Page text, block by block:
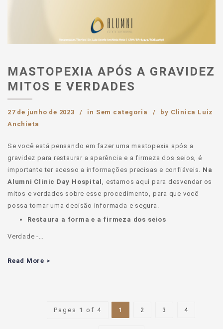
MASTOPEXIA APÓS A GRAVIDEZ
MITOS E VERDADES
27 de junho de 2023 in Sem categoria by Clinica Luiz
Anchieta
Se você está pensando em fazer uma mastopexia após a
gravidez para restaurar a aparência e a firmeza dos seios, é
importante ter acesso a informações precisas e confiáveis. Na
Alumni Clinic Day Hospital
, estamos aqui para desvendar os
mitos e verdades sobre esse procedimento, para que você
possa tomar uma decisão informada e segura.
Restaura a forma e a firmeza dos seios
Verdade -…
Read More >
Pages 1 of 4 1 2 3 4